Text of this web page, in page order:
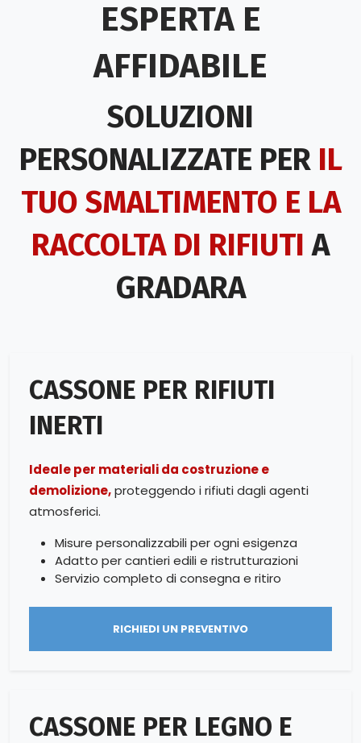
ESPERTA E
AFFIDABILE
SOLUZIONI
PERSONALIZZATE PER IL
TUO SMALTIMENTO E LA
RACCOLTA DI RIFIUTI A
GRADARA
CASSONE PER RIFIUTI
INERTI
Ideale per materiali da costruzione e
demolizione,proteggendo i rifiuti dagli agenti
atmosferici.
Misure personalizzabili per ogni esigenza
Adatto per cantieri edili e ristrutturazioni
Servizio completo di consegna e ritiro
RICHIEDI UN PREVENTIVO
CASSONE PER LEGNO E